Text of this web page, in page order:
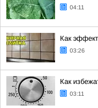
04:11
Как
03:26
Как
03:11